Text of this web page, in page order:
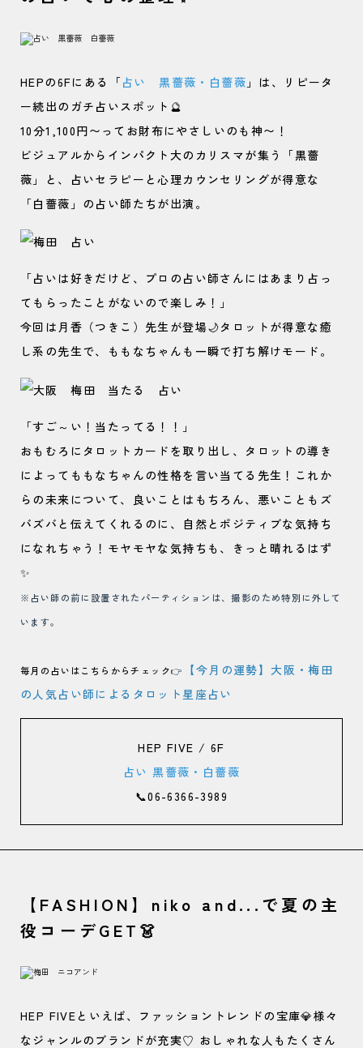
HEPの6Fにある「占い 黒薔薇・白薔薇 」は、リピータ
ー続出のガチ占いスポット🔮
10分1,100円〜ってお財布にやさしいのも神〜！
ビジュアルからインパクト大のカリスマが集う「黒薔
薇」と、占いセラピーと心理カウンセリングが得意な
「白薔薇」の占い師たちが出演。
「占いは好きだけど、プロの占い師さんにはあまり占っ
てもらったことがないので楽しみ！」
今回は月香（つきこ）先生が登場🌙タロットが得意な癒
し系の先生で、ももなちゃんも一瞬で打ち解けモード。
「すご～い！当たってる！！」
おもむろにタロットカードを取り出し、タロットの導き
によってももなちゃんの性格を言い当てる先生！これか
らの未来について、良いことはもちろん、悪いこともズ
バズバと伝えてくれるのに、自然とポジティブな気持ち
になれちゃう！モヤモヤな気持ちも、きっと晴れるはず
✨
※占い師の前に設置されたパーティションは、撮影のため特別に外して
います。
毎月の占いはこちらからチェック👉
【今月の運勢】大阪・梅田
の人気占い師によるタロット星座占い
HEP FIVE / 6F
占い 黒薔薇・白薔薇
📞06-6366-3989
【FASHION】niko and...で夏の主
役コーデGET👗
HEP FIVEといえば、ファッショントレンドの宝庫💎様々
なジャンルのブランドが充実♡ おしゃれな人もたくさん